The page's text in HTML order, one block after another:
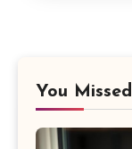
You Missed